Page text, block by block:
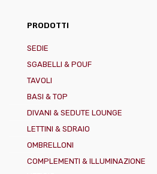
PRODOTTI
SEDIE
SGABELLI & POUF
TAVOLI
BASI & TOP
DIVANI & SEDUTE LOUNGE
LETTINI & SDRAIO
OMBRELLONI
COMPLEMENTI & ILLUMINAZIONE